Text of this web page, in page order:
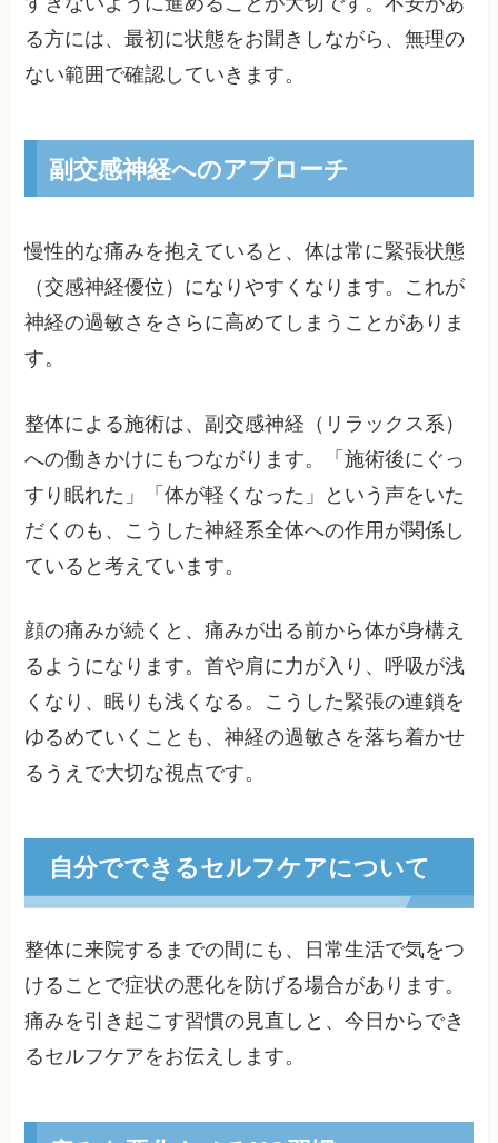
る方には、最初に状態をお聞きしながら、無理の
ない範囲で確認していきます。
副交感神経へのアプローチ
慢性的な痛みを抱えていると、体は常に緊張状態
（交感神経優位）になりやすくなります。これが
神経の過敏さをさらに高めてしまうことがありま
す。
整体による施術は、副交感神経（リラックス系）
への働きかけにもつながります。「施術後にぐっ
すり眠れた」「体が軽くなった」という声をいた
だくのも、こうした神経系全体への作用が関係し
ていると考えています。
顔の痛みが続くと、痛みが出る前から体が身構え
るようになります。首や肩に力が入り、呼吸が浅
くなり、眠りも浅くなる。こうした緊張の連鎖を
ゆるめていくことも、神経の過敏さを落ち着かせ
るうえで大切な視点です。
自分でできるセルフケアについて
整体に来院するまでの間にも、日常生活で気をつ
けることで症状の悪化を防げる場合があります。
痛みを引き起こす習慣の見直しと、今日からでき
るセルフケアをお伝えします。